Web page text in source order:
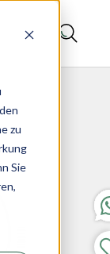
zu
Sie